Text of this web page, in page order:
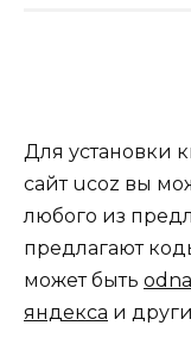
Для установки
сайт ucoz вы
любого из
предлагают
может быть
яндекса и